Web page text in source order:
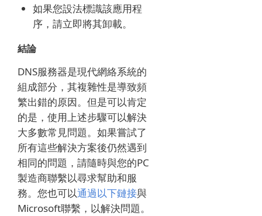
如果您設法標識該應用程
序，請立即將其卸載。
結論
DNS服務器是現代網絡系統的
組成部分，其複雜性是導致頻
繁出錯的原因。 但是可以肯定
的是，使用上述步驟可以解決
大多數常見問題。 如果嘗試了
所有這些解決方案後仍然遇到
相同的問題，請隨時與您的PC
製造商聯繫以尋求幫助和服
務。 您也可以通過以下鏈接與
Microsoft聯繫 ，以解決問題。